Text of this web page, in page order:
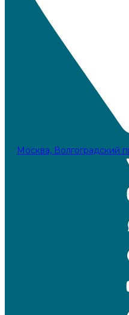
Москва, Волгоградский